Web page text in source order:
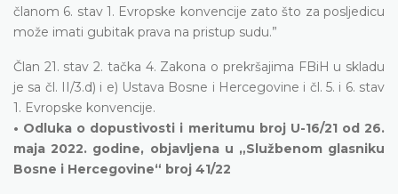
članom 6. stav 1. Evropske konvencije zato što za posljedicu
može imati gubitak prava na pristup sudu.”
Član 21. stav 2. tačka 4. Zakona o prekršajima FBiH u skladu
je sa čl. II/3.d) i e) Ustava Bosne i Hercegovine i čl. 5. i 6. stav
1. Evropske konvencije.
• Odluka o dopustivosti i meritumu broj U-16/21 od 26.
maja 2022. godine, objavljena u „Službenom glasniku
Bosne i Hercegovine“ broj 41/22